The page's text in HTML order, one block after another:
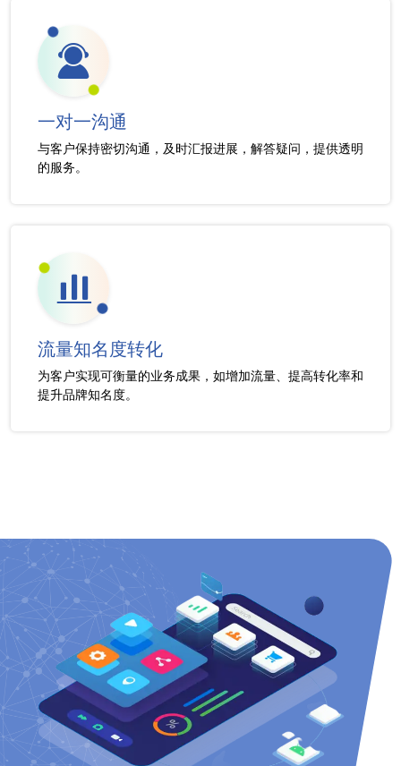
一对一沟通
与客户保持密切沟通，及时汇报进展，解答疑问，提供透明
的服务。
流量知名度转化
为客户实现可衡量的业务成果，如增加流量、提高转化率和
提升品牌知名度。